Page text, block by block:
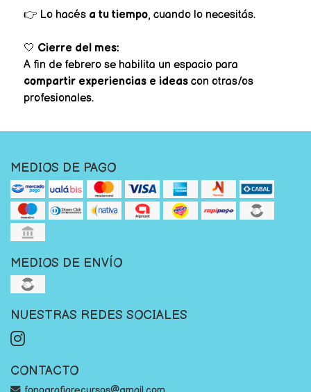
👉 Lo hacés a tu tiempo, cuando lo necesitás.
🤍 Cierre del mes:
A fin de febrero se habilita un espacio para
compartir experiencias e ideascon otras/os
profesionales.
MEDIOS DE PAGO
MEDIOS DE ENVÍO
NUESTRAS REDES SOCIALES
CONTACTO